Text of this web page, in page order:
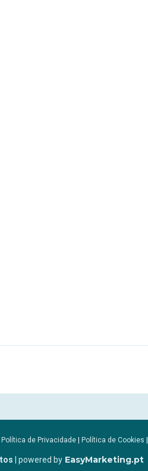
Política de Privacidade | Política de Cookies |
| powered by EasyMarketing.pt